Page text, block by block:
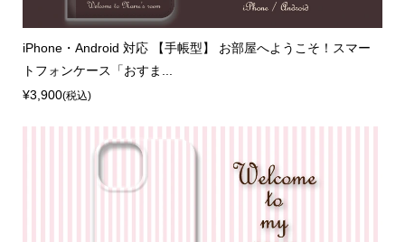
iPhone・Android 対応 【手帳型】 お部屋へようこそ！スマー
トフォンケース「おすま...
¥3,900(税込)